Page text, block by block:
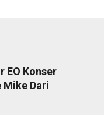
EO Konser
Mike Dari